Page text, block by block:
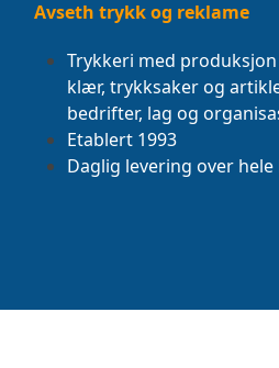
Avseth trykk og reklame
Trykkeri med
klær, trykksaker og
bedrifter, lag og
Etablert 1993
Daglig levering over